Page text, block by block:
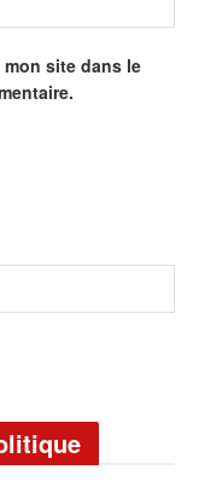
mon site dans le